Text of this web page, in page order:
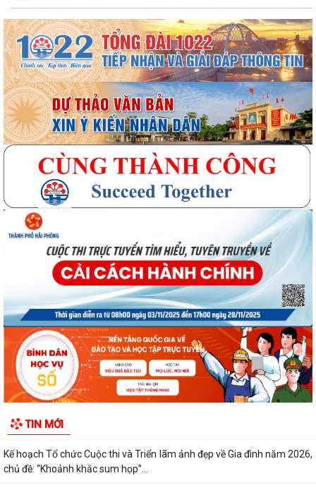
TIN MỚI
Quyết định công bố Người phát ngôn xã Vĩnh Hoà
Thông báo đấu giá Quyền sử dụng đất tại thôn Xuân Hùng ( cũ), xã
Vĩnh Hòa, thành phố Hải Phòng.
VI PHẠM HÀNH CHÍNH TRONG LĨNH VỰC ĐẦU TƯ KINH DOANH
Thông báo công nhận kết quả trúng tuyển kỳ tuyển dụng viên chức
giáo viên xã Vĩnh Hòa năm 2026
năm 2026
Kế hoạch Tổ chức Cuộc thi và Triển lãm ảnh đẹp về Gia đình năm 2026,
chủ đề: “Khoảnh khắc sum họp”...